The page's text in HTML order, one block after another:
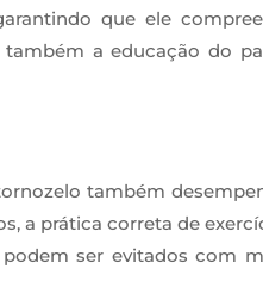
que ele
a educação do
também
a prática correta de
ser evitados com